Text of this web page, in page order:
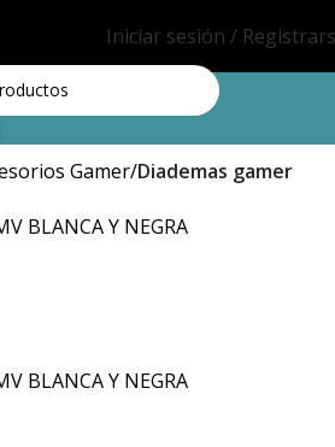
Iniciar sesión /
Gamer Diademas gamer